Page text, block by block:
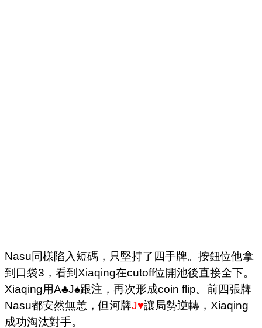
Nasu同樣陷入短碼，只堅持了四手牌。按鈕位他拿
到口袋3，看到Xiaqing在cutoff位開池後直接全下。
Xiaqing用A♣J♠跟注，再次形成coin flip。前四張牌
Nasu都安然無恙，但河牌J♥讓局勢逆轉，Xiaqing
成功淘汰對手。